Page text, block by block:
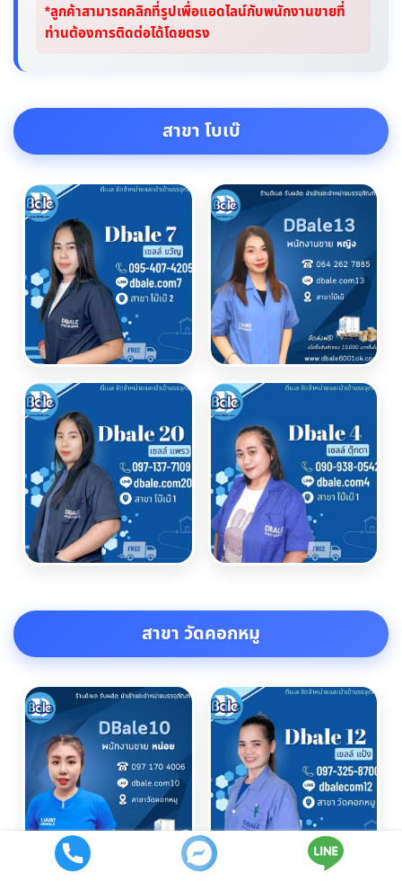
*ลูกค้าสามารถคลิกที่รูปเพื่อแอดไลน์กับพนักงานขายที่
ท่านต้องการติดต่อได้โดยตรง
สาขา โบเบ๊
สาขา วัดคอกหมู